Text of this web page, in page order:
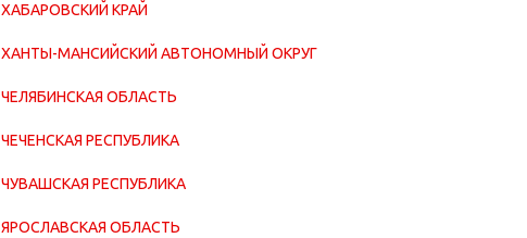
ХАБАРОВСКИЙ КРАЙ
ХАНТЫ-МАНСИЙСКИЙ АВТОНОМНЫЙ ОКРУГ
ЧЕЛЯБИНСКАЯ ОБЛАСТЬ
ЧЕЧЕНСКАЯ РЕСПУБЛИКА
ЧУВАШСКАЯ РЕСПУБЛИКА
ЯРОСЛАВСКАЯ ОБЛАСТЬ